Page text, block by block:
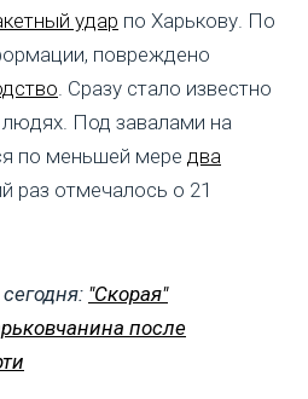
удар по Харькову. По
повреждено
. Сразу стало известно
Под завалами на
по меньшей мере два
раз отмечалось о 21
"Скорая"
после